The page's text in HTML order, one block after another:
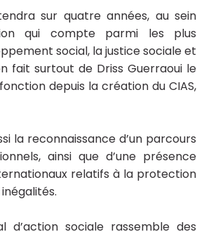
sur quatre années, au sein
qui compte parmi les plus
social, la justice sociale et
fait surtout de Driss Guerraoui le
depuis la création du CIAS,
la reconnaissance d’un parcours
ainsi que d’une présence
relatifs à la protection
d’action sociale rassemble des